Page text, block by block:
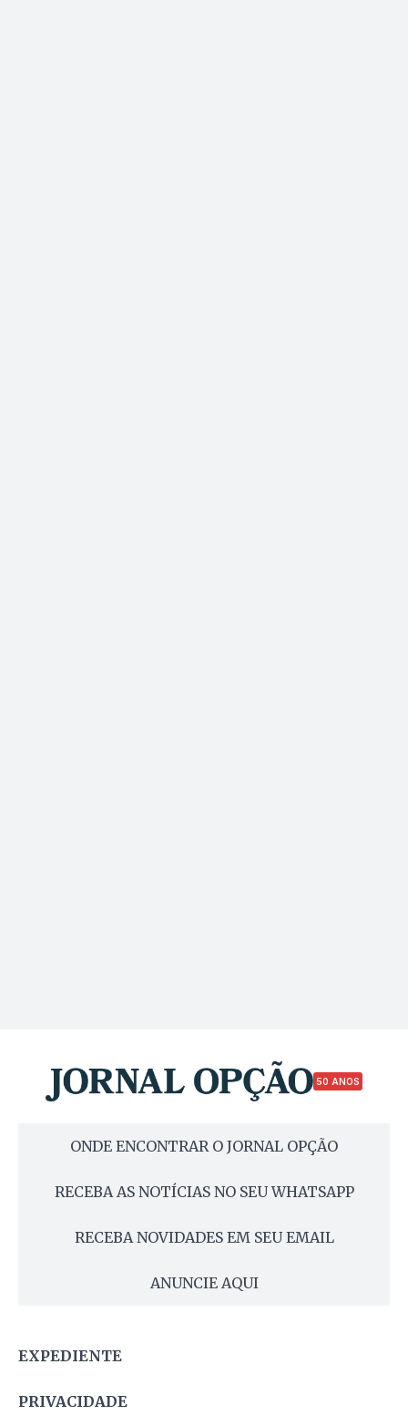
50 ANOS
ONDE ENCONTRAR O JORNAL OPÇÃO
RECEBA AS NOTÍCIAS NO SEU WHATSAPP
RECEBA NOVIDADES EM SEU EMAIL
ANUNCIE AQUI
EXPEDIENTE
PRIVACIDADE